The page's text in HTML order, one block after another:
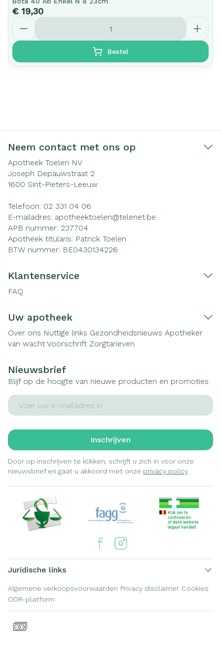
€ 19,30
Aantal
Bestel
Neem contact met ons op
Apotheek Toelen NV
Joseph Depauwstraat 2
1600 Sint-Pieters-Leeuw
Telefoon: 02 331 04 06
E-mailadres: apotheektoelen@telenet.be
APB nummer: 237704
Apotheek titularis: Patrick Toelen
BTW nummer: BE0430134226
Klantenservice
FAQ
Uw apotheek
Over ons Nuttige links Gezondheidsnieuws Apotheker
van wacht Voorschrift Zorgtarieven
Nieuwsbrief
Blijf op de hoogte van nieuwe producten en promoties
E-mail adres
Inschrijven
Door op inschrijven te klikken, schrijft u zich in voor onze
nieuwsbrief en gaat u akkoord met onze privacy policy.
Juridische links
Algemene verkoopsvoorwaarden Privacy disclaimer Cookies
ODR-platform